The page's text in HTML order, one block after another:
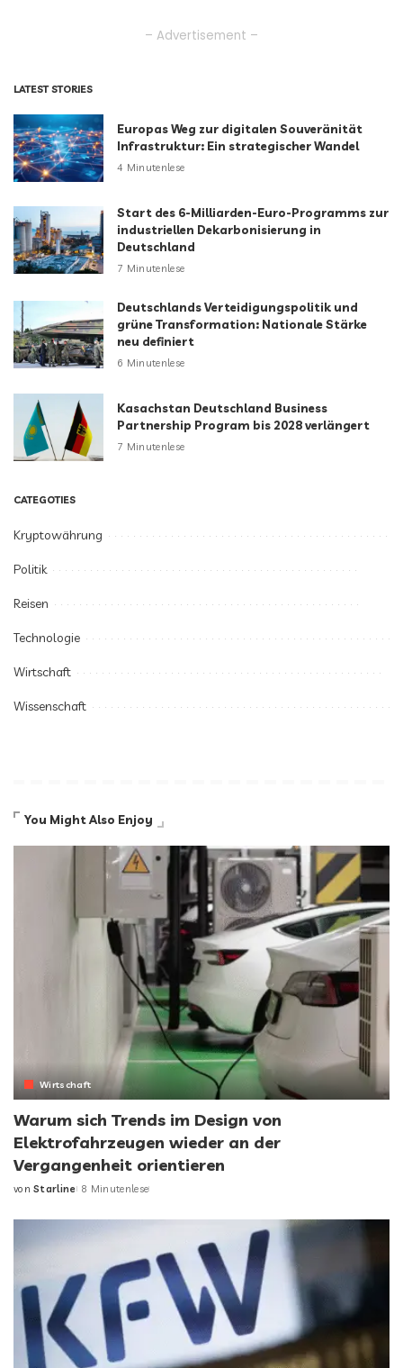
– Advertisement –
LATEST STORIES
Europas Weg zur digitalen Souveränität
Infrastruktur: Ein strategischer Wandel
4 Minutenlese
Start des 6-Milliarden-Euro-Programms zur
industriellen Dekarbonisierung in
Deutschland
7 Minutenlese
Deutschlands Verteidigungspolitik und
grüne Transformation: Nationale Stärke
neu definiert
6 Minutenlese
Kasachstan Deutschland Business
Partnership Program bis 2028 verlängert
7 Minutenlese
CATEGOTIES
Kryptowährung
Politik
Reisen
Technologie
Wirtschaft
Wissenschaft
You Might Also Enjoy
Wirtschaft
Warum sich Trends im Design von
Elektrofahrzeugen wieder an der
Vergangenheit orientieren
Posted
von Starline 8 Minutenlese